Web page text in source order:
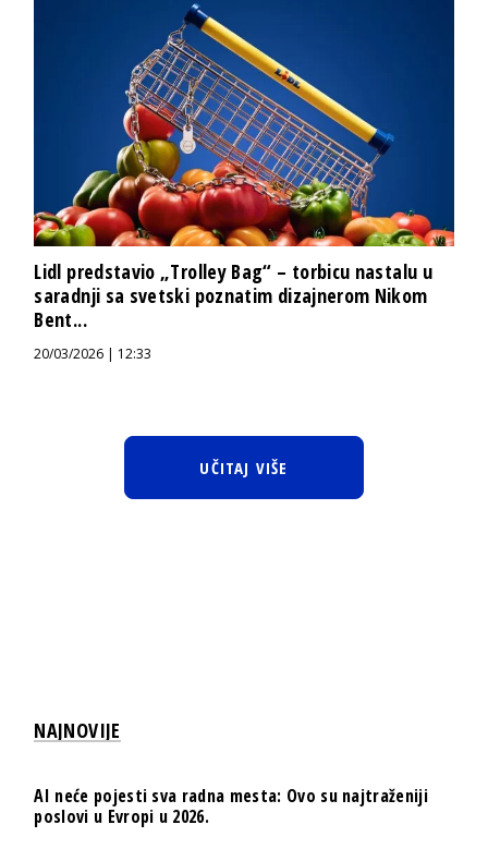
Lidl predstavio „Trolley Bag“ – torbicu nastalu u
saradnji sa svetski poznatim dizajnerom Nikom
Bent...
20/03/2026 | 12:33
UČITAJ VIŠE
NAJNOVIJE
AI neće pojesti sva radna mesta: Ovo su najtraženiji
poslovi u Evropi u 2026.